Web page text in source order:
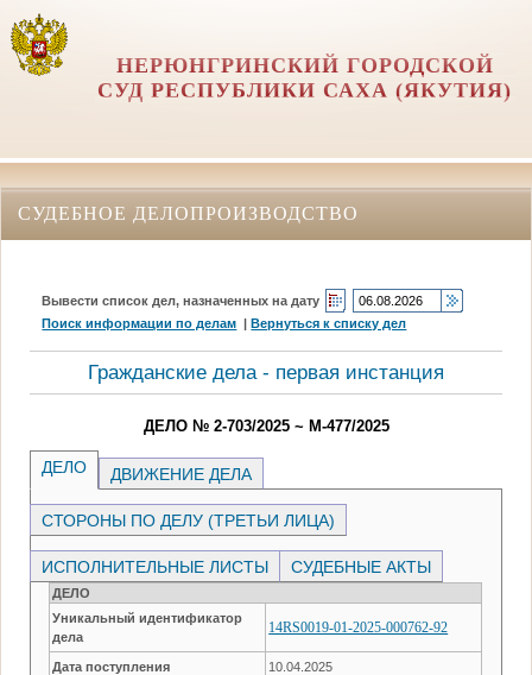
НЕРЮНГРИНСКИЙ ГОРОДСКОЙ
СУД РЕСПУБЛИКИ САХА (ЯКУТИЯ)
СУДЕБНОЕ ДЕЛОПРОИЗВОДСТВО
Вывести список дел, назначенных на дату
Поиск информации по делам |Вернуться к списку дел
Гражданские дела - первая инстанция
ДЕЛО № 2-703/2025 ~ М-477/2025
ДЕЛО ДВИЖЕНИЕ ДЕЛА
СТОРОНЫ ПО ДЕЛУ (ТРЕТЬИ ЛИЦА)
ИСПОЛНИТЕЛЬНЫЕ ЛИСТЫ СУДЕБНЫЕ АКТЫ
ДЕЛО
Уникальный идентификатор
дела
14RS0019-01-2025-000762-92
Дата поступления 10.04.2025